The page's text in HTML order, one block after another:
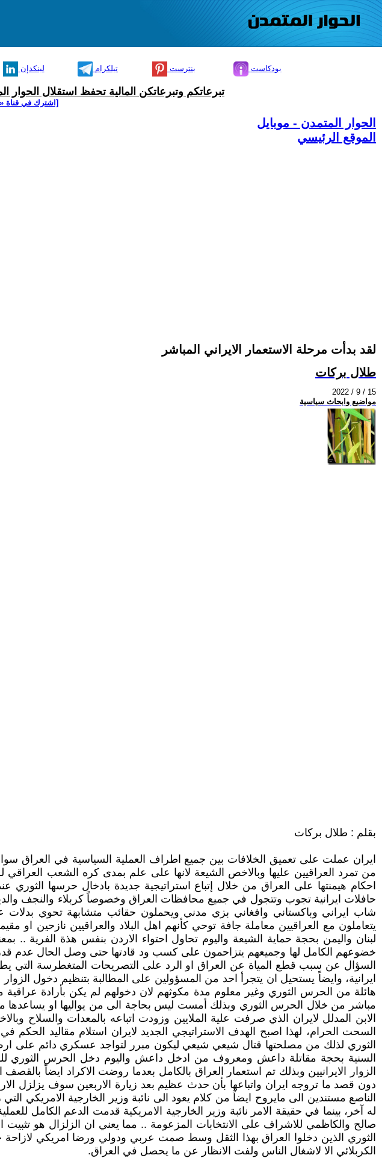
لينكدإن تيلكرام بنترست بودكاست
تبرعاتكم وتبرعاتكن المالية تحفظ استقلال
[اشترك في قناة
الحوار المتمدن - موبايل
الموقع الرئيسي
لقد بدأت مرحلة الاستعمار الايراني المباشر
طلال بركات
2022 / 9 / 15
مواضيع وابحاث سياسية
بقلم : طلال بركات
ايران عملت على تعميق الخلافات بين جميع اطراف العملية السياسية في العراق
من تمرد العراقيين عليها وبالاخص الشيعة لانها على علم بمدى كره الشعب
احكام هيمنتها على العراق من خلال إتباع استراتيجية جديدة بادخال حرسها
حافلات ايرانية تجوب وتتجول في جميع محافظات العراق وخصوصاً كربلاء والنجف
شاب ايراني وباكستاني وافغاني بزي مدني ويحملون حقائب متشابهة تحوي
يتعاملون مع العراقيين معاملة جافة توحي كأنهم اهل البلاد والعراقيين نازحين
لبنان واليمن بحجة حماية الشيعة واليوم تحاول احتواء الاردن بنفس هذة الفرية ..
خضوعهم الكامل لها وجميعهم يتزاحمون على كسب ود قادتها حتى وصل الحال عدم
السؤال عن سبب قطع المياة عن العراق او الرد على التصريحات المتغطرسة التي
ايرانية، وايضاً يستحيل ان يتجرأ احد من المسؤولين على المطالبة بتنظيم دخول
هائلة من الحرس الثوري وغير معلوم مدة مكوثهم لان دخولهم لم يكن بأرادة
مباشر من خلال الحرس الثوري وبذلك أمست ليس بحاجة الى من يواليها او يساعدها من
الابن المدلل لايران الذي صرفت علية الملايين وزودت اتباعه بالمعدات والسلاح
السحت الحرام، لهذا اصبح الهدف الاستراتيجي الجديد لايران استلام مقاليد
الثوري لذلك من مصلحتها قتال شيعي شيعي ليكون مبرر لتواجد عسكري دائم على
السنية بحجة مقاتلة داعش ومعروف من ادخل داعش واليوم دخل الحرس الثوري
الزوار الايرانيين وبذلك تم استعمار العراق بالكامل بعدما روضت الاكراد ايضاً
دون قصد ما تروجه ايران واتباعها بأن حدث عظيم بعد زيارة الاربعين سوف يزلزل
الناصع مستندين الى مايروح ايضاً من كلام يعود الى نائبة وزير الخارجية
له آخر، بينما في حقيقة الامر نائبة وزير الخارجية الامريكية قدمت الدعم الكامل
صالح والكاظمي للاشراف على الانتخابات المزعومة .. مما يعني ان الزلزال هو
الثوري الذين دخلوا العراق بهذا الثقل وسط صمت عربي ودولي ورضا امريكي لازاحة
الكربلائي الا لاشغال الناس ولفت الانظار عن ما يحصل في العراق.